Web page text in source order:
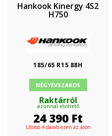
Hankook Kinergy 4S2
H750
185/65 R15 88H
NÉGYÉVSZAKOS
Raktárról
azonnal elvihető
24 390 Ft
Utolsó 4 darab ezen az áron